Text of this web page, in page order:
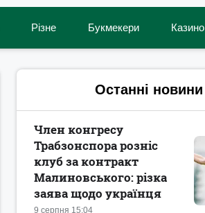
Різне Букмекери Казино
Останні новини
9 серпня 15:04
Член конгресу
Трабзонспора розніс
клуб за контракт
Малиновського: різка
заява щодо українця